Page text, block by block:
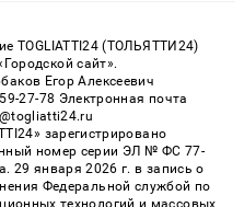
TOGLIATTI24 (ТОЛЬЯТТИ24)
сайт».
Егор Алексеевич
27-78 Электронная почта
зарегистрировано
номер серии ЭЛ № ФС 77-
29 января 2026 г. в запись о
Федеральной службой по
технологий и массовых